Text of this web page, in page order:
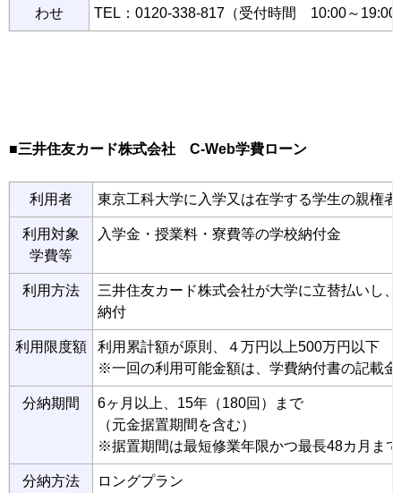
わせ
TEL：0120-338-817（受付時間 10:00～19:00
■三井住友カード株式会社 C-Web学費ローン
利用者 東京工科大学に入学又は在学する学生の親権者
利用対象
学費等
入学金・授業料・寮費等の学校納付金
利用方法
三井住友カード株式会社が大学に立替払いし
納付
利用限度額
利用累計額が原則、４万円以上500万円以下
※一回の利用可能金額は、学費納付書の記載
分納期間
6ヶ月以上、15年（180回）まで
（元金据置期間を含む）
※据置期間は最短修業年限かつ最長48カ月まで
分納方法
ロングプラン